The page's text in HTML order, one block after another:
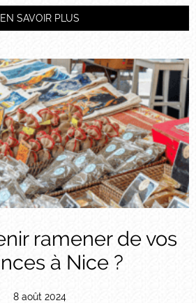
EN SAVOIR PLUS
ramener de vos
à Nice ?
8 août 2024